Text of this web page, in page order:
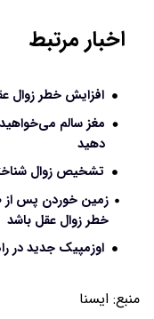
اخبار مرتبط
افزایش خطر زوال
دهید
تشخیص زوال
خطر زوال عقل باشد
اوزمپیک جدید در
منبع: ايسنا